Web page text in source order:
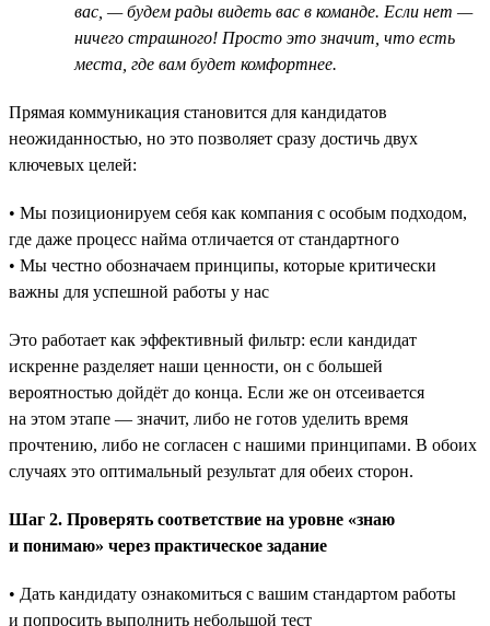
вас, — будем рады видеть вас в команде. Если нет —
ничего страшного! Просто это значит, что есть
места, где вам будет комфортнее.
Прямая коммуникация становится для кандидатов
неожиданностью, но это позволяет сразу достичь двух
ключевых целей:
• Мы позиционируем себя как компания с особым подходом,
где даже процесс найма отличается от стандартного
• Мы честно обозначаем принципы, которые критически
важны для успешной работы у нас
Это работает как эффективный фильтр: если кандидат
искренне разделяет наши ценности, он с большей
вероятностью дойдёт до конца. Если же он отсеивается
на этом этапе — значит, либо не готов уделить время
прочтению, либо не согласен с нашими принципами. В обоих
случаях это оптимальный результат для обеих сторон.
Шаг 2. Проверять соответствие на уровне «знаю
и понимаю» через практическое задание
• Дать кандидату ознакомиться с вашим стандартом работы
и попросить выполнить небольшой тест